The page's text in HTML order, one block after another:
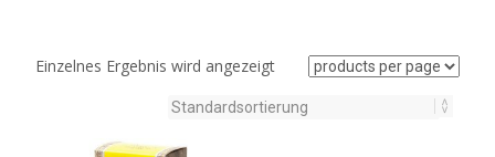
Einzelnes Ergebnis wird angezeigt